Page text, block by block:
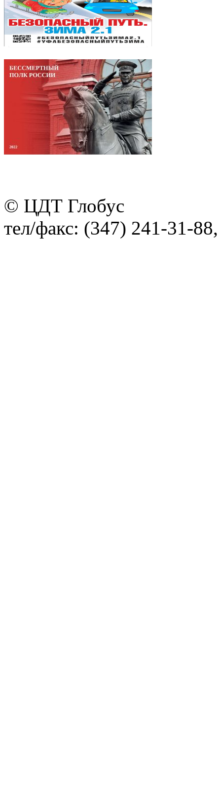
© ЦДТ Глобус
тел/факс: (347) 241-31-